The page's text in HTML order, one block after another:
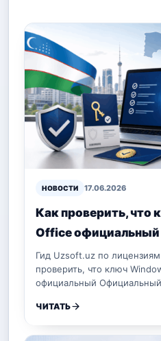
НОВОСТИ 17.06.2026
Как проверить, что
Office официальный
Гид Uzsoft.uz по
проверить, что ключ
официальный
ЧИТАТЬ